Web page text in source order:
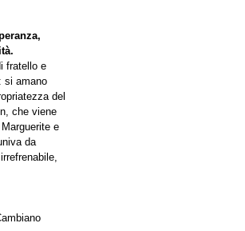
fratello e
si amano
del
che viene
e
da